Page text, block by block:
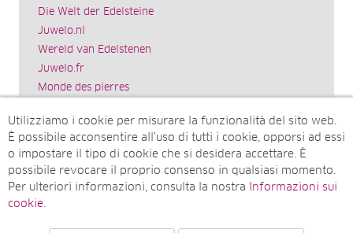
Die Welt der Edelsteine
Juwelo.nl
Wereld van Edelstenen
Juwelo.fr
Monde des pierres
El mundo de las piedras preciosas
World of Gemstones
Juwelo.com
Ädelstenarnas Värld
Utilizziamo i cookie per misurare la funzionalità del sito web.
È possibile acconsentire all’uso di tutti i cookie, opporsi ad essi
o impostare il tipo di cookie che si desidera accettare. È
possibile revocare il proprio consenso in qualsiasi momento.
Per ulteriori informazioni, consulta la nostra
Informazioni sui
cookie.